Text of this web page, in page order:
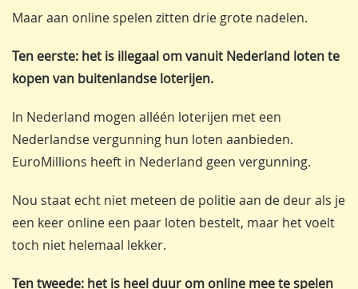
Maar aan online spelen zitten drie grote nadelen.
Ten eerste: het is illegaal om vanuit Nederland loten te
kopen van buitenlandse loterijen.
In Nederland mogen alléén loterijen met een
Nederlandse vergunning hun loten aanbieden.
EuroMillions heeft in Nederland geen vergunning.
Nou staat echt niet meteen de politie aan de deur als je
een keer online een paar loten bestelt, maar het voelt
toch niet helemaal lekker.
Ten tweede: het is heel duur om online mee te spelen